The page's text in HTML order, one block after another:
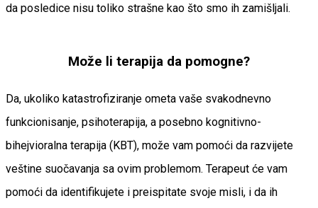
da posledice nisu toliko strašne kao što smo ih zamišljali.
Može li terapija da pomogne?
Da, ukoliko katastrofiziranje ometa vaše svakodnevno
funkcionisanje, psihoterapija, a posebno kognitivno-
bihejvioralna terapija (KBT), može vam pomoći da razvijete
veštine suočavanja sa ovim problemom. Terapeut će vam
pomoći da identifikujete i preispitate svoje misli, i da ih